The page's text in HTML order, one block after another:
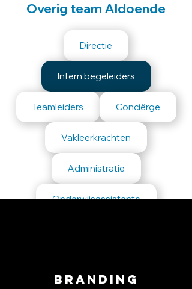
Overig team Aldoende
Directie
Intern begeleiders
Teamleiders Conciërge
Vakleerkrachten
Administratie
Onderwijsassistente
Branding